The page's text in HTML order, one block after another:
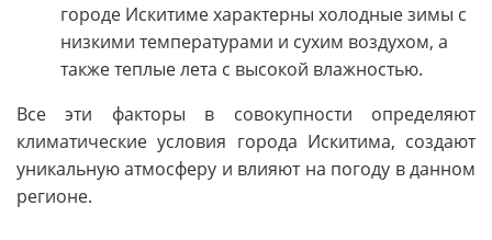
городе Искитиме характерны холодные зимы с
низкими температурами и сухим воздухом, а
также теплые лета с высокой влажностью.
Все эти факторы в совокупности определяют
климатические условия города Искитима, создают
уникальную атмосферу и влияют на погоду в данном
регионе.